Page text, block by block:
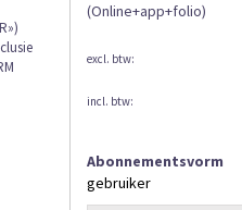
(Online+app+folio)
Abonnementsvorm
gebruiker